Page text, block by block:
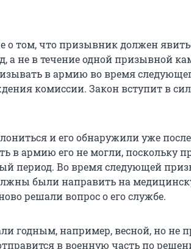
о том, что призывник должен
а не в течение одной призывной
в армию во время
комиссии. Закон вступит в
и его обнаружили уже после
в армию его не могли, поскольку
период. Во время следующей
были направить на
решали вопрос о его службе.
годным, например, весной, но не
в военную часть по